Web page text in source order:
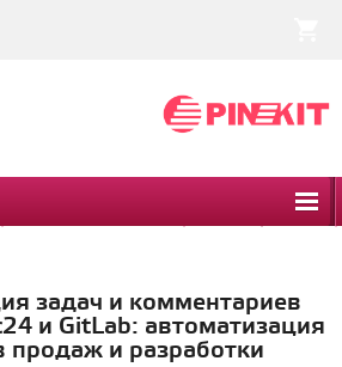
КЕЙСЫ
задач и комментариев
и GitLab: автоматизация
продаж и разработки